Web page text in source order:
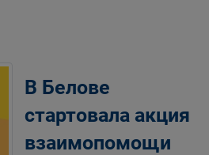
В Белове
стартовала акция
взаимопомощи